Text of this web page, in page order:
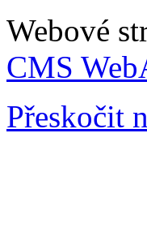
Webové
CMS
Přeskočit